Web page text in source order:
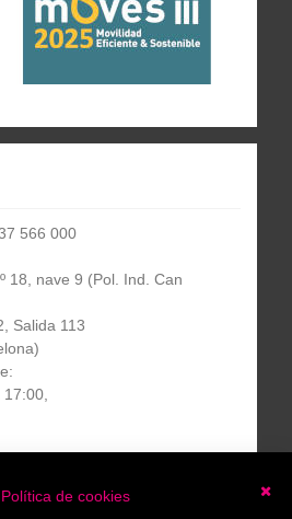
566 000
18, nave 9 (Pol. Ind. Can
Salida 113
Política de cookies